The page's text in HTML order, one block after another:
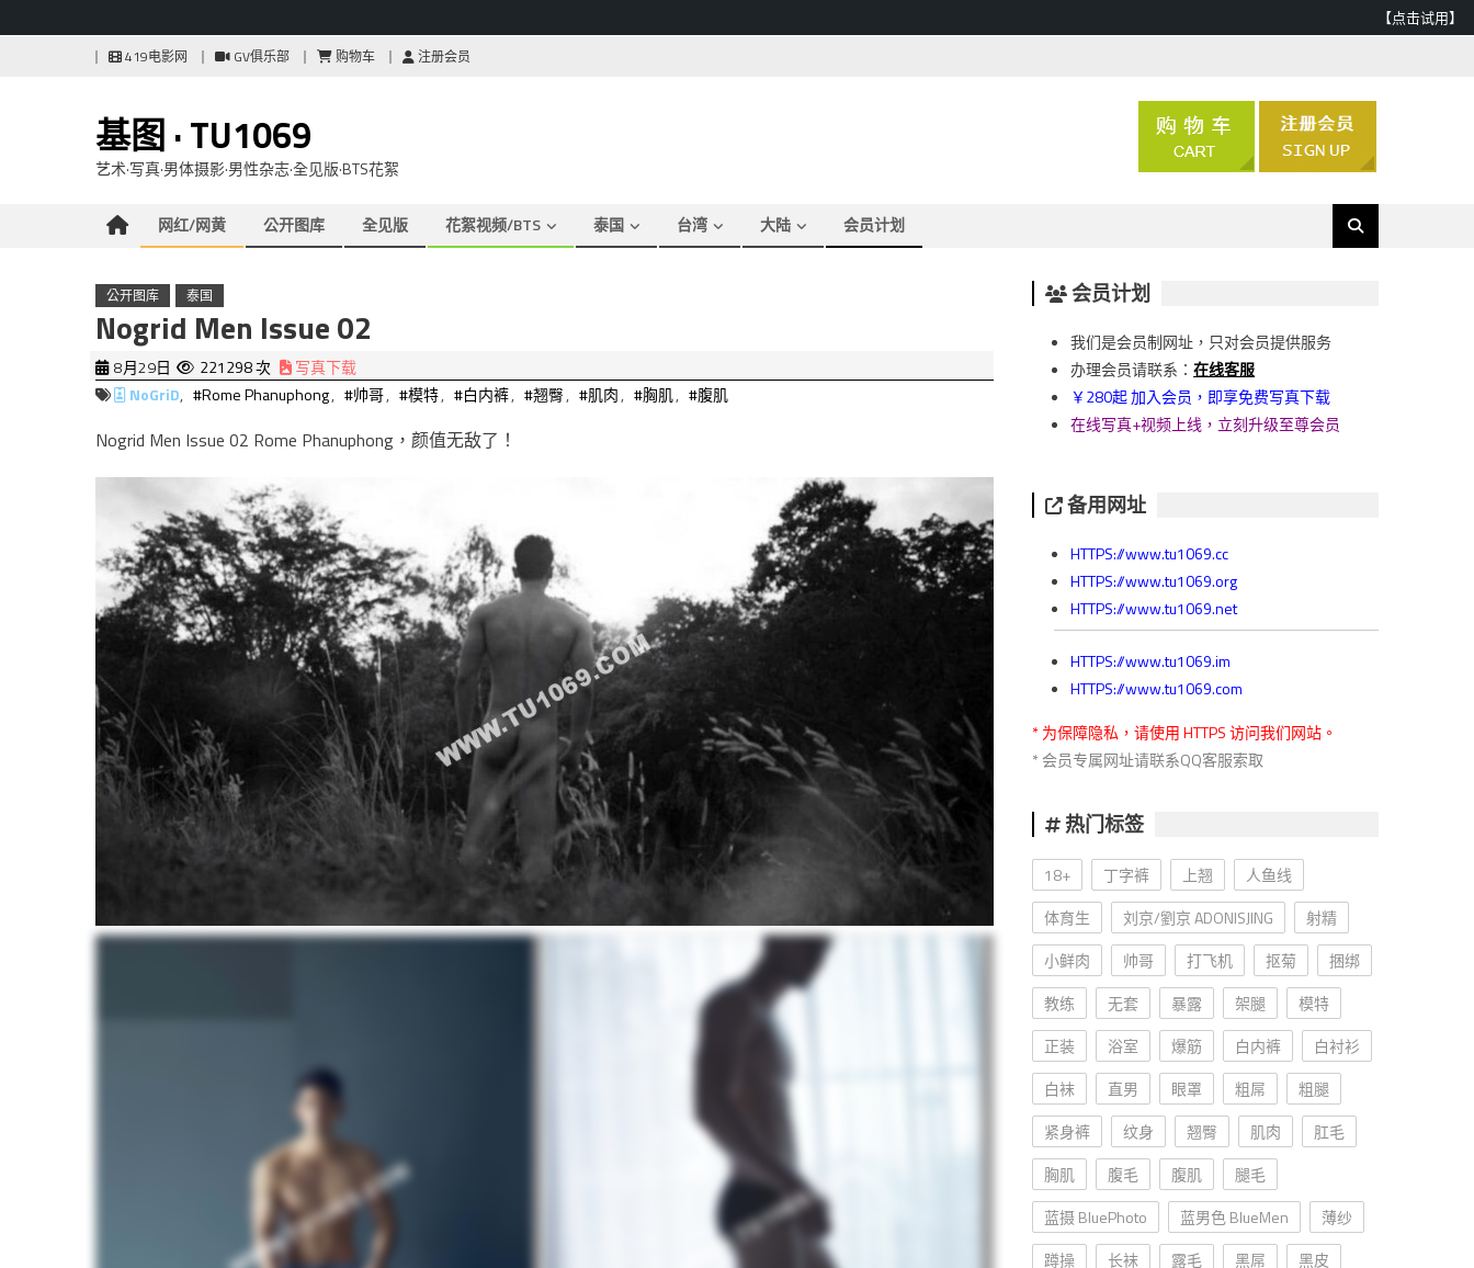
【点击试用】
419电影网 GV俱乐部 购物车 注册会员
基图 · TU1069
艺术·写真·男体摄影·男性杂志·全见版·BTS花絮
网红/网黄 公开图库 全见版 花絮视频/BTS 泰国 台湾 大陆 会员计划
公开图库 泰国
Nogrid Men Issue 02
8月29日 221298 次
写真下载
NoGriD, #Rome Phanuphong, #帅哥, #模特, #白内裤, #翘臀, #肌肉, #胸肌, #腹肌
Nogrid Men Issue 02 Rome Phanuphong，颜值无敌了！
会员计划
我们是会员制网址，只对会员提供服务
办理会员请联系：在线客服
￥280起 加入会员，即享免费写真下载
在线写真+视频上线，立刻升级至尊会员
备用网址
HTTPS://www.tu1069.cc
HTTPS://www.tu1069.org
HTTPS://www.tu1069.net
HTTPS://www.tu1069.im
HTTPS://www.tu1069.com
* 为保障隐私，请使用 HTTPS 访问我们网站。
* 会员专属网址请联系QQ客服索取
热门标签
18+ 丁字裤 上翘
人鱼线
体育生
刘京/劉京 ADONISJING
射精
小鲜肉
帅哥 打飞机 抠菊
捆绑
教练
无套 暴露 架腿
模特
正装
浴室 爆筋 白内裤
白衬衫
白袜
直男 眼罩 粗屌
粗腿
紧身裤
纹身 翘臀 肌肉
肛毛
胸肌
腹毛 腹肌
腿毛
蓝摄 BluePhoto
蓝男色 BlueMen
薄纱
蹲操
长袜 露毛 黑屌
黑皮